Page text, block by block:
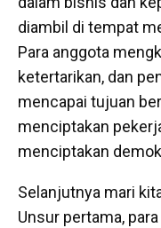
diambil di tempat
Para anggota
ketertarikan, dan
mencapai tujuan
menciptakan
menciptakan
Selanjutnya mari
Unsur pertama,